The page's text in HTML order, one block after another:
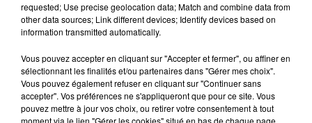
ZAHO & MC SOLAAR
Comme Caroline
NIRVANA
Come As You Are
requested; Use precise geolocation data; Match and combine data from
other data sources; Link different devices; Identify devices based on
information transmitted automatically.
Vous pouvez accepter en cliquant sur "Accepter et fermer", ou affiner en
sélectionnant les finalités et/ou partenaires dans "Gérer mes choix".
Vous pouvez également refuser en cliquant sur "Continuer sans
accepter". Vos préférences ne s'appliqueront que pour ce site. Vous
pouvez mettre à jour vos choix, ou retirer votre consentement à tout
moment via le lien "Gérer les cookies" situé en bas de chaque page.